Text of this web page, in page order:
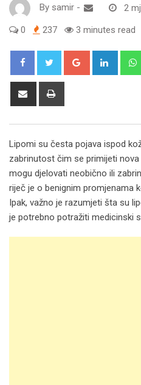
By samir - 2
0 237 3 minutes read
Google+
Share
Lipomi su česta pojava ispod
zabrinutost čim se primijeti
mogu djelovati neobično ili
riječ je o benignim promjenama
Ipak, važno je razumjeti šta su
je potrebno potražiti medicinski